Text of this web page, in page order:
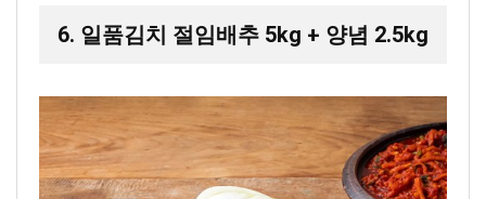
6. 일품김치 절임배추 5kg + 양념 2.5kg